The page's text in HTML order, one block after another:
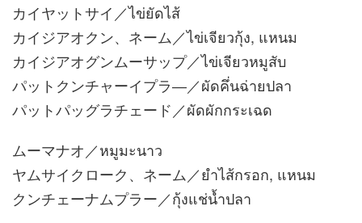
カイヤットサイ／ไข่ยัดไส้
カイジアオクン、ネーム／ไข่เจียวกุ้ง, แหนม
カイジアオグンムーサップ／ไข่เจียวหมูสับ
パットクンチャーイプラ―／ผัดคึ่นฉ่ายปลา
パットパッグラチェード／ผัดผักกระเฉด
ムーマナオ／หมูมะนาว
ヤムサイクローク、ネーム／ยำไส้กรอก, แหนม
クンチェーナムプラー／กุ้งแช่น้ำปลา